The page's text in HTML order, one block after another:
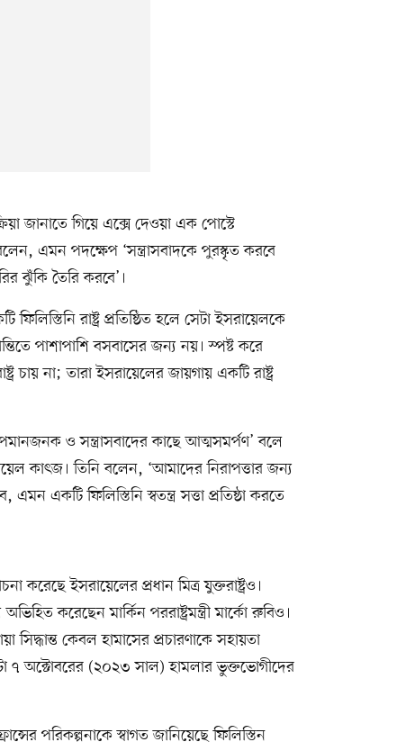
জানাতে গিয়ে এক্সে দেওয়া এক পোস্টে
বলেন, এমন পদক্ষেপ ‘সন্ত্রাসবাদকে পুরস্কৃত করবে
ঝুঁকি তৈরি করবে’।
রাষ্ট্র প্রতিষ্ঠিত হলে সেটা ইসরায়েলকে
পাশাপাশি বসবাসের জন্য নয়। স্পষ্ট করে
চায় না; তারা ইসরায়েলের জায়গায় একটি রাষ্ট্র
ও সন্ত্রাসবাদের কাছে আত্মসমর্পণ’ বলে
কাৎজ। তিনি বলেন, ‘আমাদের নিরাপত্তার জন্য
একটি ফিলিস্তিনি স্বতন্ত্র সত্তা প্রতিষ্ঠা করতে
করেছে ইসরায়েলের প্রধান মিত্র যুক্তরাষ্ট্রও।
করেছেন মার্কিন পররাষ্ট্রমন্ত্রী মার্কো রুবিও।
কেবল হামাসের প্রচারণাকে সহায়তা
৭ অক্টোবরের (২০২৩ সাল) হামলার ভুক্তভোগীদের
পরিকল্পনাকে স্বাগত জানিয়েছে ফিলিস্তিন